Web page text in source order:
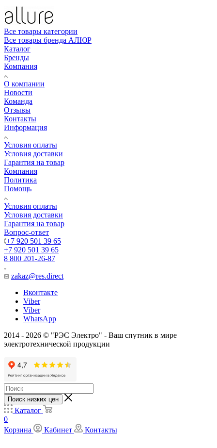
Все товары категории
Все товары бренда АЛЮР
Каталог
Бренды
Компания
О компании
Новости
Команда
Отзывы
Контакты
Информация
Условия оплаты
Условия доставки
Гарантия на товар
Компания
Политика
Помощь
Условия оплаты
Условия доставки
Гарантия на товар
Вопрос-ответ
+7 920 501 39 65
+7 920 501 39 65
8 800 201-26-87
zakaz@res.direct
Вконтакте
Viber
Viber
WhatsApp
2014 - 2026 © "РЭС Электро" - Ваш спутник в мире
электротехнической продукции
Поиск низких цен
Каталог
0
Корзина
Кабинет Контакты